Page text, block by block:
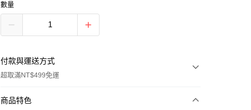
數量
付款與運送方式
超取滿NT$499免運
付款方式
商品特色